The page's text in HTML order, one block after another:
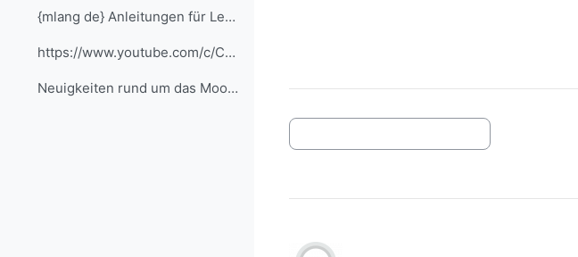
{mlang de} Anleitungen für Lehrende alle Anleitung...
https://www.youtube.com/c/CaptainMoodle
Neuigkeiten rund um das Moodle an der RUB